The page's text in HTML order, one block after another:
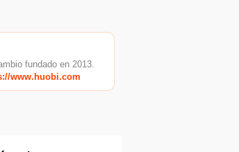
fundado en 2013.
www.huobi.com